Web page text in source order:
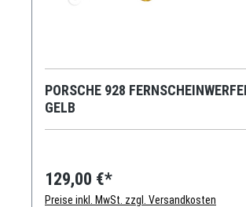
PORSCHE 928
GELB
129,00 €*
Preise inkl. MwSt. zzgl. Versandkosten